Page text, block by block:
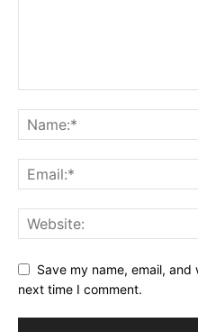
Save my name, email,
next time I comment.